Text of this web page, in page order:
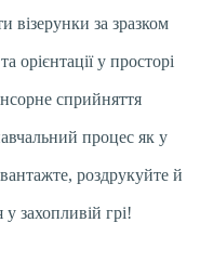
візерунки за зразком
орієнтації у просторі
сприйняття
процес як у
роздрукуйте й
захопливій грі!